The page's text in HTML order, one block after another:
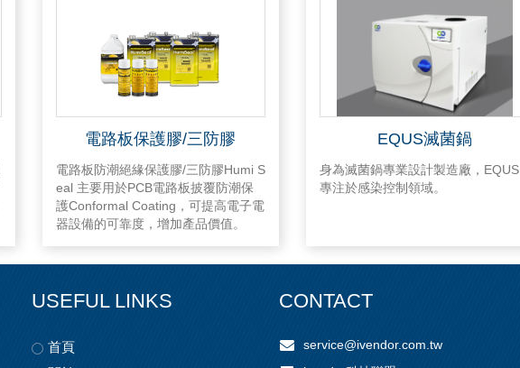
電路板保護膠/三防膠
電路板防潮絕緣保護膠/三防膠Humi S
eal 主要用於PCB電路板披覆防潮保
護Conformal Coating，可提高電子電
器設備的可靠度，增加產品價值。
EQUS滅菌鍋
身為滅菌鍋專業設計製造廠，EQUS
專注於感染控制領域。
USEFUL LINKS
首頁
CONTACT
service@ivendor.com.tw